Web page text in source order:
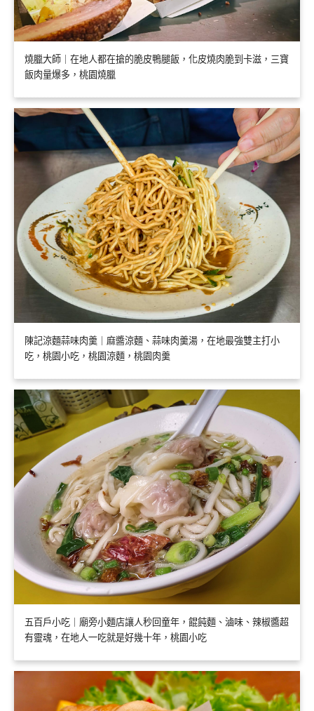
燒臘大師｜在地人都在搶的脆皮鴨腿飯，化皮燒肉脆到卡滋，三寶
飯肉量爆多，桃園燒臘
陳記涼麵蒜味肉羹｜麻醬涼麵、蒜味肉羹湯，在地最強雙主打小
吃，桃園小吃，桃園涼麵，桃園肉羹
五百戶小吃｜廟旁小麵店讓人秒回童年，餛飩麵、滷味、辣椒醬超
有靈魂，在地人一吃就是好幾十年，桃園小吃